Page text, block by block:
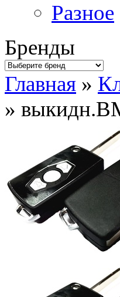
Разное
Бренды
Главная »
»